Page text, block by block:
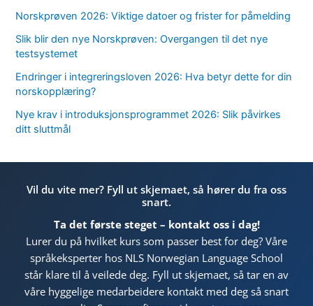
Norskprøven 2026: Viktige datoer og frister for påmelding
Slik blir den nye Norskprøven: Overgangen til det nye
testsystemet
Endringer i integreringsloven 2026: Hva betyr dette for din
norskopplæring?
Nye krav i introduksjonsprogrammet 2026: Slik påvirkes
ditt sluttmål
Vil du vite mer? Fyll ut skjemaet, så hører du fra oss
snart.
Ta det første steget – kontakt oss i dag!
Lurer du på hvilket kurs som passer best for deg? Våre
språkeksperter hos NLS Norwegian Language School
står klare til å veilede deg. Fyll ut skjemaet, så tar en av
våre hyggelige medarbeidere kontakt med deg så snart